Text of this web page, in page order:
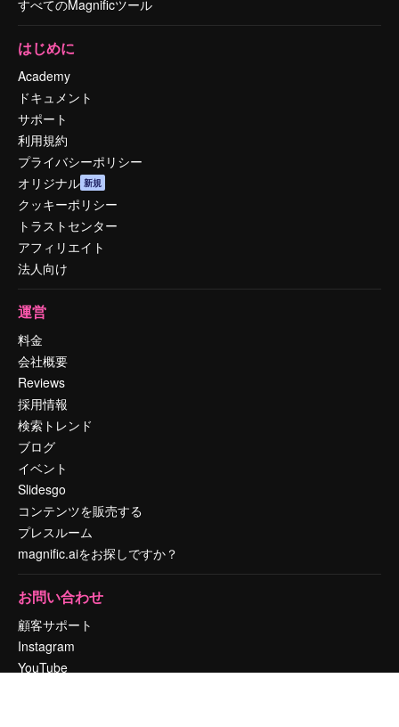
すべてのMagnificツール
はじめに
Academy
ドキュメント
サポート
利用規約
プライバシーポリシー
オリジナル 新規
クッキーポリシー
トラストセンター
アフィリエイト
法人向け
運営
料金
会社概要
Reviews
採用情報
検索トレンド
ブログ
イベント
Slidesgo
コンテンツを販売する
プレスルーム
magnific.aiをお探しですか？
お問い合わせ
顧客サポート
Instagram
YouTube